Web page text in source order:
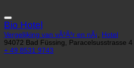
Bio Hotel
Vergelijking van vÃ³Ã³r en nÃ¡, Hotel
94072 Bad Füssing, Paracelsusstrasse
+ 49 8531 9743